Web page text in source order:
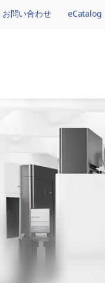
お問い合わせ eCatalog
工